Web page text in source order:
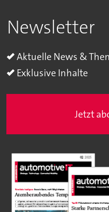
Newsletter
Aktuelle News &
Exklusive Inhalte
Jetzt